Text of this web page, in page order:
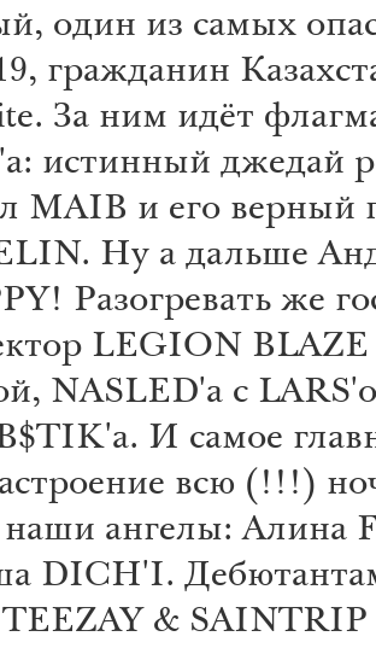
один из самых
гражданин
За ним идёт
истинный джедай
MAIB и его верный
Ну а дальше
Разогревать же
LEGION
NASLED'а с
И самое
всю (!!!)
наши ангелы: Алина
DICH'I.
TEEZAY & SAINTRIP